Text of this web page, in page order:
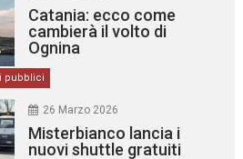
Catania: ecco come
cambierà il volto di
Ognina
pubblici
26 Marzo 2026
Misterbianco lancia i
nuovi shuttle gratuiti